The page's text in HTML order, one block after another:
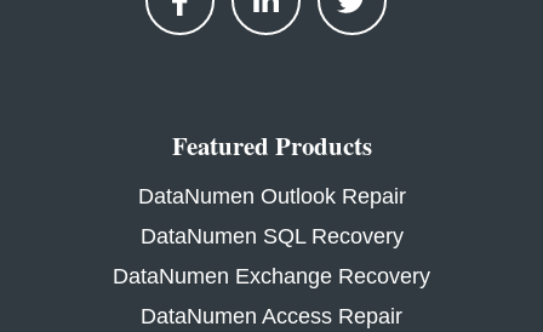
Featured Products
DataNumen Outlook Repair
DataNumen SQL Recovery
DataNumen Exchange Recovery
DataNumen Access Repair